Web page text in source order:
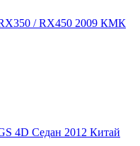
/ RX450 2009 КМК
4D Седан 2012 Китай